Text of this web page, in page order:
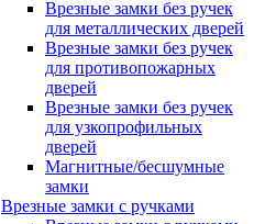
Врезные замки без ручек
для металлических дверей
Врезные замки без ручек
для противопожарных
дверей
Врезные замки без ручек
для узкопрофильных
дверей
Магнитные/бесшумные
замки
Врезные замки с ручками